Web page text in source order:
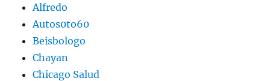
Alfredo
Autos0to60
Beisbologo
Chayan
Chicago Salud